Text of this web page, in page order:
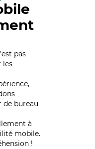
pas
les
bureau
à
mobile.
!